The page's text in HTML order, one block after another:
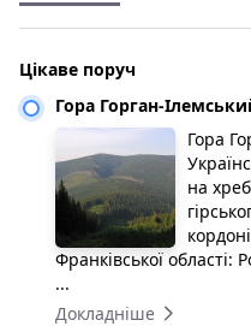
Цікаве поруч
Гора Горган-
Гора
на
Франківської області:
...
Докладніше